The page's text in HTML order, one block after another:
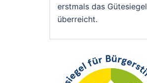
erstmals das Gütesiegel
überreicht.